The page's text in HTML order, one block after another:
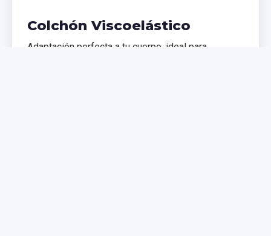
Colchón Viscoelástico
Adaptación perfecta a tu cuerpo, ideal para